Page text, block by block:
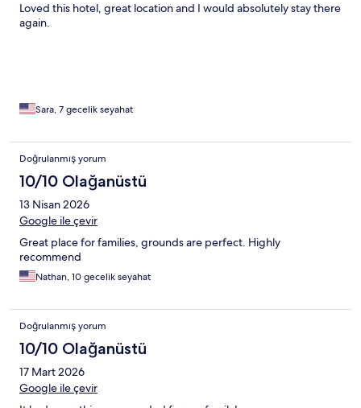
Loved this hotel, great location and I would absolutely stay there
again.
Sara, 7 gecelik seyahat
Doğrulanmış yorum
10/10 Olağanüstü
13 Nisan 2026
Google ile çevir
Great place for families, grounds are perfect. Highly
recommend
Nathan, 10 gecelik seyahat
Doğrulanmış yorum
10/10 Olağanüstü
17 Mart 2026
Google ile çevir